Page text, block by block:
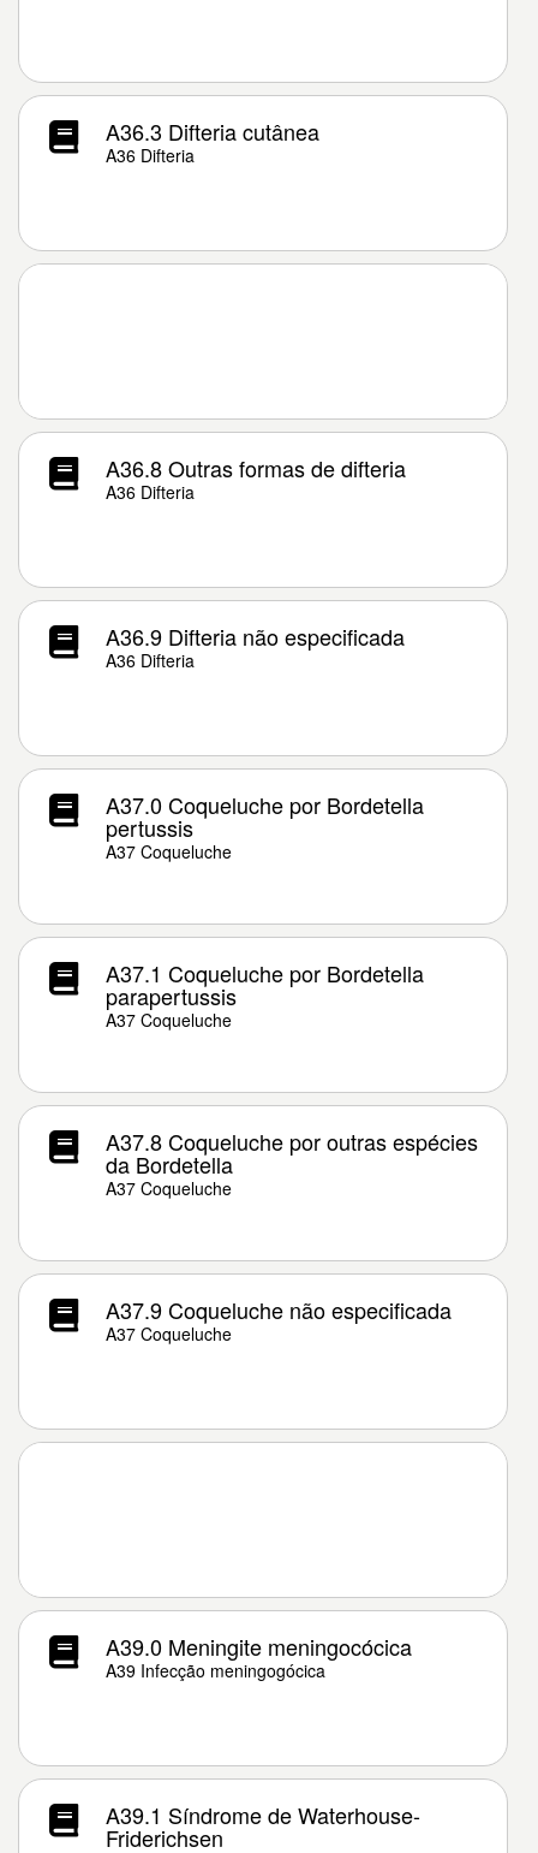
A36.3 Difteria cutânea
A36 Difteria
A36.8 Outras formas de difteria
A36 Difteria
A36.9 Difteria não especificada
A36 Difteria
A37.0 Coqueluche por Bordetella
pertussis
A37 Coqueluche
A37.1 Coqueluche por Bordetella
parapertussis
A37 Coqueluche
A37.8 Coqueluche por outras espécies
da Bordetella
A37 Coqueluche
A37.9 Coqueluche não especificada
A37 Coqueluche
A39.0 Meningite meningocócica
A39 Infecção meningogócica
A39.1 Síndrome de Waterhouse-
Friderichsen